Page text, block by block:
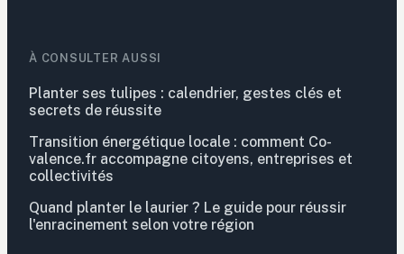
À CONSULTER AUSSI
Planter ses tulipes : calendrier, gestes clés et
secrets de réussite
Transition énergétique locale : comment Co-
valence.fr accompagne citoyens, entreprises et
collectivités
Quand planter le laurier ? Le guide pour réussir
l'enracinement selon votre région